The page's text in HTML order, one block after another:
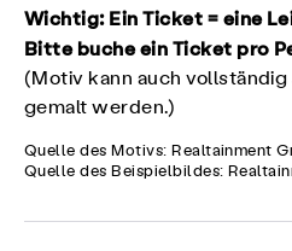
Wichtig: Ein Ticket = eine
Bitte buche ein Ticket pro
(Motiv kann auch vollständig
gemalt werden.)
Quelle des Motivs: Realtainment
Quelle des Beispielbildes: